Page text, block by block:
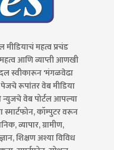
मीडियाचं महत्व प्रचंड
आणि व्याप्ती आणखी
स्वीकारून 'मंगळवेढा
रूपांतर वेब मीडिया
वेब पोर्टल आपल्या
कॉम्पुटर वरून
व्यापार, ग्रामीण,
शिक्षण अश्या विविध